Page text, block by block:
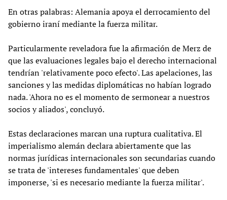
En otras palabras: Alemania apoya el derrocamiento del
gobierno iraní mediante la fuerza militar.
Particularmente reveladora fue la afirmación de Merz de
que las evaluaciones legales bajo el derecho internacional
tendrían 'relativamente poco efecto'. Las apelaciones, las
sanciones y las medidas diplomáticas no habían logrado
nada. 'Ahora no es el momento de sermonear a nuestros
socios y aliados', concluyó.
Estas declaraciones marcan una ruptura cualitativa. El
imperialismo alemán declara abiertamente que las
normas jurídicas internacionales son secundarias cuando
se trata de 'intereses fundamentales' que deben
imponerse, 'si es necesario mediante la fuerza militar'.